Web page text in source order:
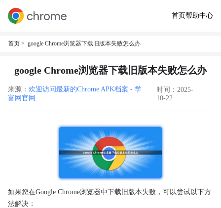
首页帮助中心
首页 > google Chrome浏览器下载旧版本失败怎么办
google Chrome浏览器下载旧版本失败怎么办
来源： 欢迎访问最新的Chrome APK档案 - 学
富网官网
时间：2025-
10-22
如果您在Google Chrome浏览器中下载旧版本失败，可以尝试以下方
法解决：